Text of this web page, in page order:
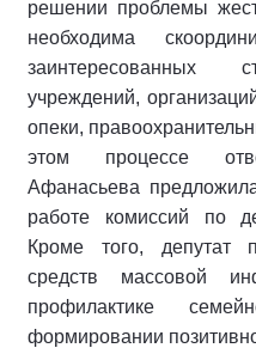
решении проблемы
необходима
заинтересованных
учреждений,
опеки,
этом процессе
Афанасьева
работе комиссий по
Кроме того, депутат
средств массовой
профилактике
формировании